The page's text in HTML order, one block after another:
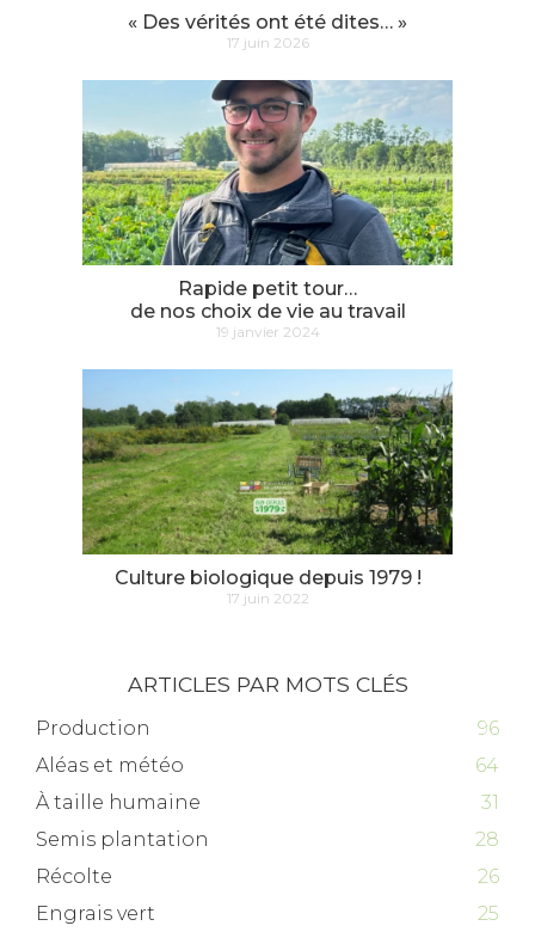
« Des vérités ont été dites… »
17 juin 2026
Rapide petit tour…
de nos choix de vie au travail
19 janvier 2024
Culture biologique depuis 1979 !
17 juin 2022
ARTICLES PAR MOTS CLÉS
Production
96
Aléas et météo
64
À taille humaine
31
Semis plantation
28
Récolte
26
Engrais vert
25